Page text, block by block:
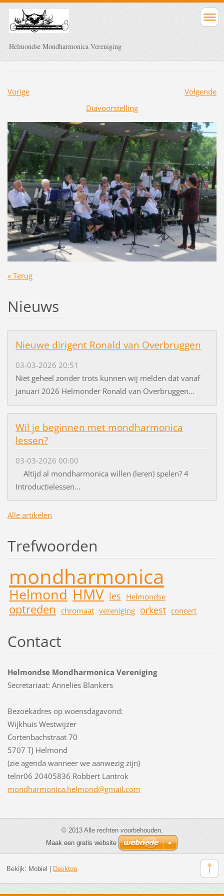
Helmondse Mondharmonica Vereniging
Vorige
Volgende
Diavoorstelling
« Terug
Nieuws
Nieuwe dirigent Ronald van Overbruggen
03-03-2026 20:51
Niet geheel zonder trots kunnen wij melden dat vanaf
januari 2026 Helmonder Ronald van Overbruggen...
Wil je beginnen met mondharmonica
lessen?
03-03-2026 00:00
Altijd al mondharmonica willen (leren) spelen? 4
Introductielessen...
Alle artikelen
Trefwoorden
mondharmonica
Helmond HMV les Helmondse
optreden chromaat vereniging orkest concert
Contact
Helmondse Mondharmonica Vereniging
Secretariaat: Annelies Blankers
Bezoekadres op woensdagavond:
Wijkhuis Westwijzer
Cortenbachstraat 70
5707 TJ Helmond
(zie agenda wanneer we aanwezig zijn)
telnr06 20405836 Robbert Lantrok
mondharmonica.helmond@gmail.com
© 2013 Alle rechten voorbehouden.
Maak een gratis website
Bekijk: Mobiel Desktop